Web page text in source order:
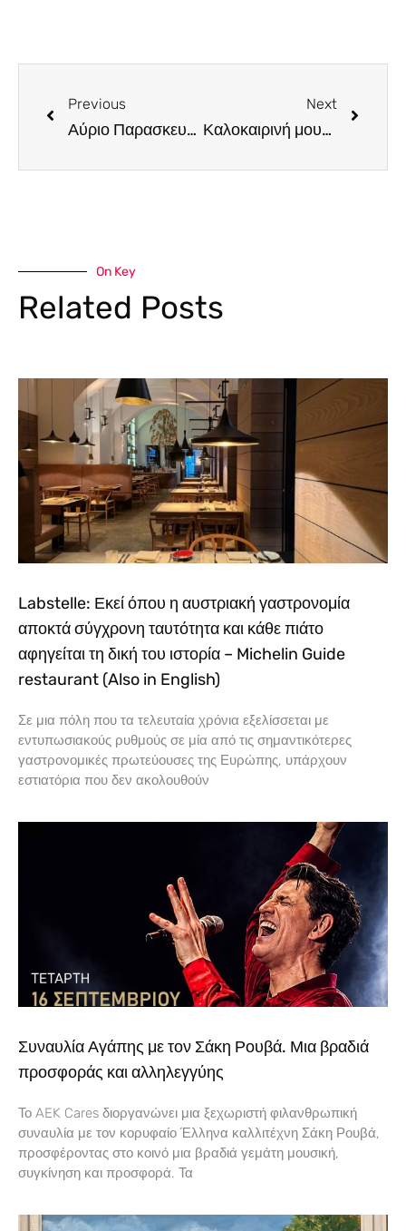
Previous
Αύριο Παρασκευή. “30 Χρόνια Μέρες Αδέσποτες” με τον Χρήστο Θηβαίο
Next
Καλοκαιρινή μουσική βραδιά στη Χοιροκοιτία με Γλυκερία και Στέλιο Διονυσίου
On Key
Related Posts
Labstelle: Εκεί όπου η αυστριακή γαστρονομία
αποκτά σύγχρονη ταυτότητα και κάθε πιάτο
αφηγείται τη δική του ιστορία – Michelin Guide
restaurant (Also in English)
Σε μια πόλη που τα τελευταία χρόνια εξελίσσεται με
εντυπωσιακούς ρυθμούς σε μία από τις σημαντικότερες
γαστρονομικές πρωτεύουσες της Ευρώπης, υπάρχουν
εστιατόρια που δεν ακολουθούν
Συναυλία Αγάπης με τον Σάκη Ρουβά. Μια βραδιά
προσφοράς και αλληλεγγύης
Το AEK Cares διοργανώνει μια ξεχωριστή φιλανθρωπική
συναυλία με τον κορυφαίο Έλληνα καλλιτέχνη Σάκη Ρουβά,
προσφέροντας στο κοινό μια βραδιά γεμάτη μουσική,
συγκίνηση και προσφορά. Τα